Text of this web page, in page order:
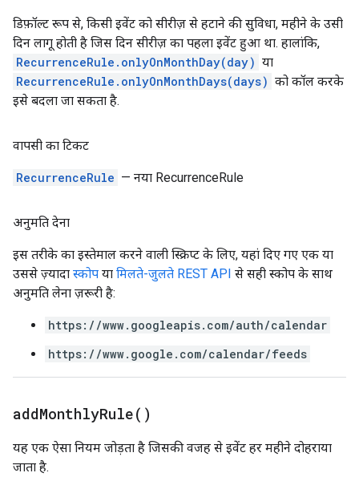
डिफ़ॉल्ट रूप से, किसी इवेंट को सीरीज़ से हटाने की सुविधा, महीने के उसी
दिन लागू होती है जिस दिन सीरीज़ का पहला इवेंट हुआ था. हालांकि,
RecurrenceRule.onlyOnMonthDay(day) या
RecurrenceRule.onlyOnMonthDays(days) को कॉल करके
इसे बदला जा सकता है.
वापसी का टिकट
RecurrenceRule — नया RecurrenceRule
अनुमति देना
इस तरीके का इस्तेमाल करने वाली स्क्रिप्ट के लिए, यहां दिए गए एक या
उससे ज़्यादा स्कोप या मिलते-जुलते REST API से सही स्कोप के साथ
अनुमति लेना ज़रूरी है:
https://www.googleapis.com/auth/calendar
https://www.google.com/calendar/feeds
addMonthlyRule( )
यह एक ऐसा नियम जोड़ता है जिसकी वजह से इवेंट हर महीने दोहराया
जाता है.